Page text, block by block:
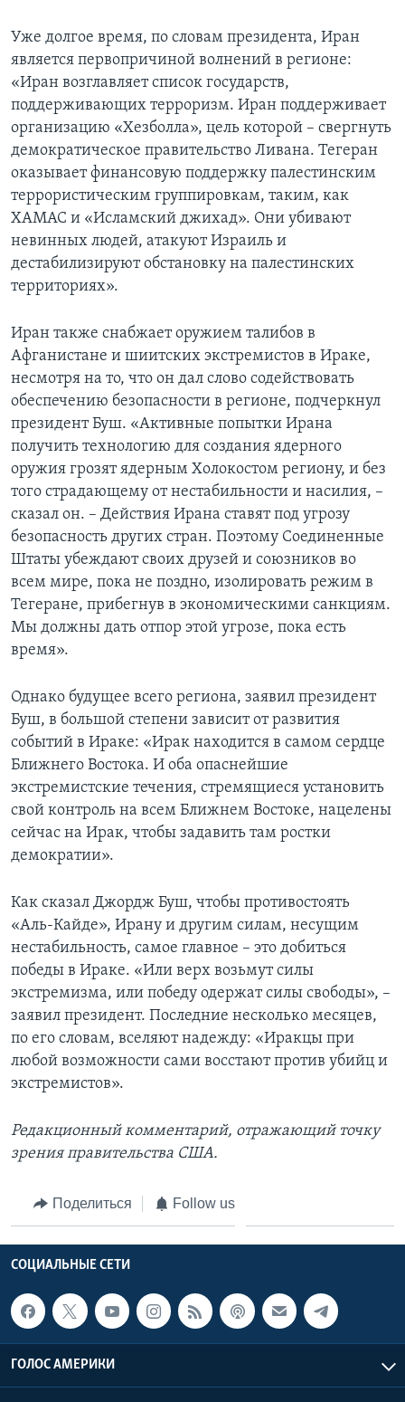
Уже долгое время, по словам президента, Иран
является первопричиной волнений в регионе:
«Иран возглавляет список государств,
поддерживающих терроризм. Иран поддерживает
организацию «Хезболла», цель которой – свергнуть
демократическое правительство Ливана. Тегеран
оказывает финансовую поддержку палестинским
террористическим группировкам, таким, как
ХАМАС и «Исламский джихад». Они убивают
невинных людей, атакуют Израиль и
дестабилизируют обстановку на палестинских
территориях».
Иран также снабжает оружием талибов в
Афганистане и шиитских экстремистов в Ираке,
несмотря на то, что он дал слово содействовать
обеспечению безопасности в регионе, подчеркнул
президент Буш. «Активные попытки Ирана
получить технологию для создания ядерного
оружия грозят ядерным Холокостом региону, и без
того страдающему от нестабильности и насилия, –
сказал он. – Действия Ирана ставят под угрозу
безопасность других стран. Поэтому Соединенные
Штаты убеждают своих друзей и союзников во
всем мире, пока не поздно, изолировать режим в
Тегеране, прибегнув в экономическими санкциям.
Мы должны дать отпор этой угрозе, пока есть
время».
Однако будущее всего региона, заявил президент
Буш, в большой степени зависит от развития
событий в Ираке: «Ирак находится в самом сердце
Ближнего Востока. И оба опаснейшие
экстремистские течения, стремящиеся установить
свой контроль на всем Ближнем Востоке, нацелены
сейчас на Ирак, чтобы задавить там ростки
демократии».
Как сказал Джордж Буш, чтобы противостоять
«Аль-Кайде», Ирану и другим силам, несущим
нестабильность, самое главное – это добиться
победы в Ираке. «Или верх возьмут силы
экстремизма, или победу одержат силы свободы», –
заявил президент. Последние несколько месяцев,
по его словам, вселяют надежду: «Иракцы при
любой возможности сами восстают против убийц и
экстремистов».
Редакционный комментарий, отражающий точку
зрения правительства США.
Поделиться Follow us
СОЦИАЛЬНЫЕ СЕТИ
ГОЛОС АМЕРИКИ